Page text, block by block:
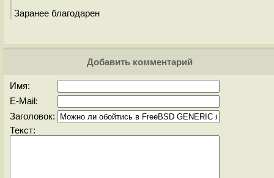
Заранее благодарен
Добавить комментарий
Имя:
E-Mail:
Заголовок:
Текст: